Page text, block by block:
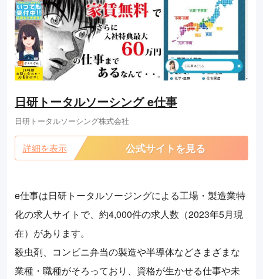
日研トータルソーシング e仕事
日研トータルソーシング株式会社
詳細を表示 公式サイトを見る
e仕事は日研トータルソージングによる工場・製造業特
化の求人サイトで、約4,000件の求人数（2023年5月現
在）があります。
殺虫剤、コンビニ弁当の製造や半導体などさまざまな
業種・職種がそろっており、資格が生かせる仕事や未